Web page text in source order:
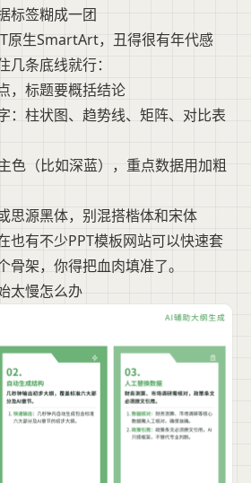
标签糊成一团
原生SmartArt，丑得很有年代感
条底线就行：
，标题要概括结论
：柱状图、趋势线、矩阵、对比表
色（比如深蓝），重点数据用加粗
思源黑体，别混搭楷体和宋体
也有不少PPT模板网站可以快速套
骨架，你得把血肉填准了。
太慢怎么办